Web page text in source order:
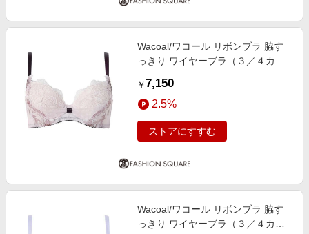
Wacoal/ワコール リボンブラ 脇す
っきり ワイヤーブラ（３／４カッ
￥ 7,150
2.5%
ストアにすすむ
Wacoal/ワコール リボンブラ 脇す
っきり ワイヤーブラ（３／４カッ